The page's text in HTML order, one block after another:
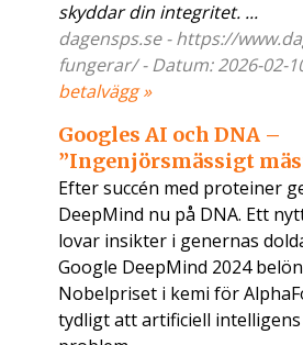
skyddar din integritet. ...
dagensps.se - https://
fungerar/ - Datum: 2026-02-
betalvägg »
Googles AI och DNA –
”Ingenjörsmässigt
Efter succén med proteiner
DeepMind nu på DNA. Ett
lovar insikter i genernas
Google DeepMind 2024
Nobelpriset i kemi för
tydligt att artificiell